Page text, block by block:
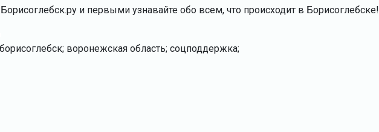
и первыми узнавайте обо всем, что происходит в Борисоглебске!
воронежская область; соцподдержка;